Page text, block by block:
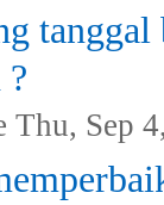
tanggal
Thu, Sep